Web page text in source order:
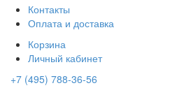
Контакты
Оплата и доставка
Корзина
Личный кабинет
+7 (495) 788-36-56